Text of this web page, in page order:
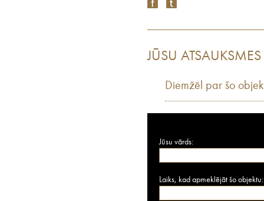
JŪSU ATSAUKSMES
Diemžēl par šo
Jūsu vārds:
Laiks, kad apmeklējāt šo objektu: